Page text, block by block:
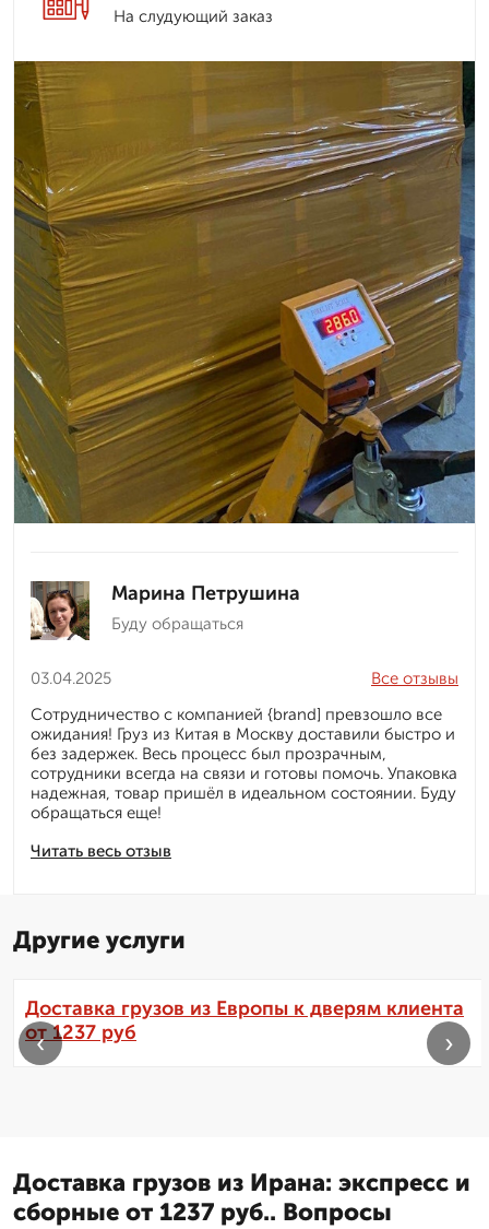
На слудующий заказ
Марина Петрушина
Буду обращаться
03.04.2025
Читать весь отзыв
Все отзывы
Сотрудничество с компанией {brand] превзошло все
ожидания! Груз из Китая в Москву доставили быстро и
без задержек. Весь процесс был прозрачным,
сотрудники всегда на связи и готовы помочь. Упаковка
надежная, товар пришёл в идеальном состоянии. Буду
обращаться еще!
Другие услуги
Доставка грузов из Европы к дверям клиента
от 1237 руб
‹ ›
Доставка грузов из Ирана: экспресс и
сборные от 1237 руб.. Вопросы